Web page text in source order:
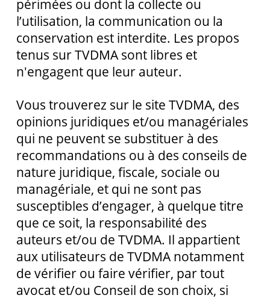
périmées ou dont la collecte ou
l’utilisation, la communication ou la
conservation est interdite. Les propos
tenus sur TVDMA sont libres et
n'engagent que leur auteur.
Vous trouverez sur le site TVDMA, des
opinions juridiques et/ou managériales
qui ne peuvent se substituer à des
recommandations ou à des conseils de
nature juridique, fiscale, sociale ou
managériale, et qui ne sont pas
susceptibles d’engager, à quelque titre
que ce soit, la responsabilité des
auteurs et/ou de TVDMA. Il appartient
aux utilisateurs de TVDMA notamment
de vérifier ou faire vérifier, par tout
avocat et/ou Conseil de son choix, si